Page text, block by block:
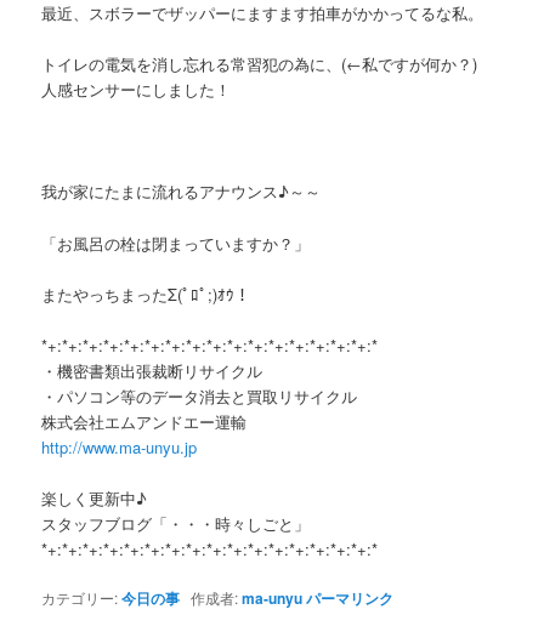
最近、スボラーでザッパーにますます拍車がかかってるな私。
トイレの電気を消し忘れる常習犯の為に、(←私ですが何か？)
人感センサーにしました！
我が家にたまに流れるアナウンス♪～～
「お風呂の栓は閉まっていますか？」
またやっちまったΣ(ﾟﾛﾟ;)ｵｳ！
*+:*+:*+:*+:*+:*+:*+:*+:*+:*+:*+:*+:*+:*+:*+:*+:*
・機密書類出張裁断リサイクル
・パソコン等のデータ消去と買取リサイクル
株式会社エムアンドエー運輸
http://www.ma-unyu.jp
楽しく更新中♪
スタッフブログ「・・・時々しごと」
*+:*+:*+:*+:*+:*+:*+:*+:*+:*+:*+:*+:*+:*+:*+:*+:*
カテゴリー:今日の事 作成者:ma-unyuパーマリンク